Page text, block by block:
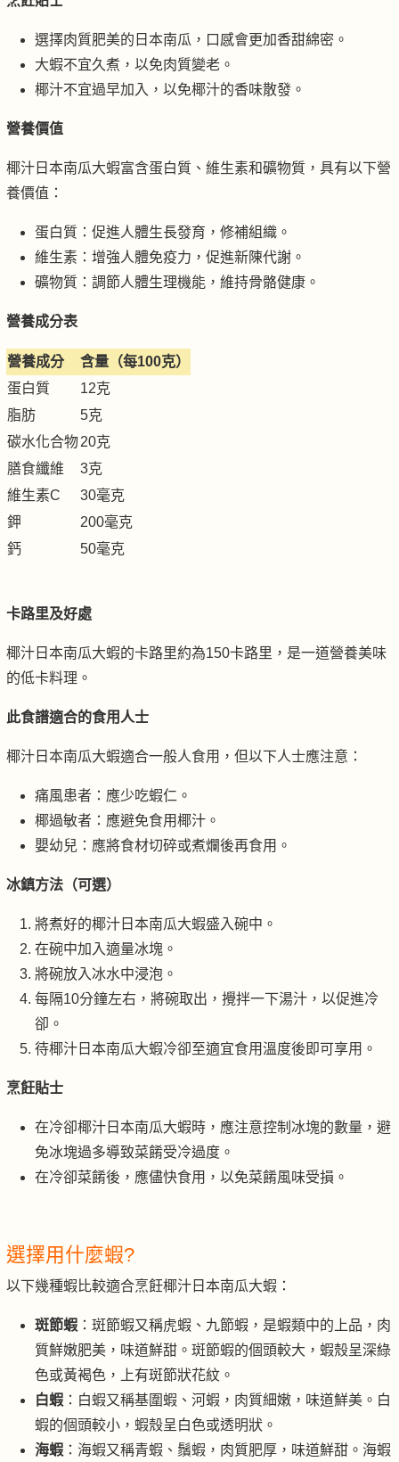
選擇肉質肥美的日本南瓜，口感會更加香甜綿密。
大蝦不宜久煮，以免肉質變老。
椰汁不宜過早加入，以免椰汁的香味散發。
營養價值
椰汁日本南瓜大蝦富含蛋白質、維生素和礦物質，具有以下營
養價值：
蛋白質：促進人體生長發育，修補組織。
維生素：增強人體免疫力，促進新陳代謝。
礦物質：調節人體生理機能，維持骨骼健康。
營養成分表
營養成分
含量（每100克）
蛋白質
12克
脂肪
5克
碳水化合物20克
膳食纖維
3克
維生素C
30毫克
鉀
200毫克
鈣
50毫克
卡路里及好處
椰汁日本南瓜大蝦的卡路里約為150卡路里，是一道營養美味
的低卡料理。
此食譜適合的食用人士
椰汁日本南瓜大蝦適合一般人食用，但以下人士應注意：
痛風患者：應少吃蝦仁。
椰過敏者：應避免食用椰汁。
嬰幼兒：應將食材切碎或煮爛後再食用。
冰鎮方法（可選）
將煮好的椰汁日本南瓜大蝦盛入碗中。
在碗中加入適量冰塊。
將碗放入冰水中浸泡。
每隔10分鐘左右，將碗取出，攪拌一下湯汁，以促進冷
卻。
待椰汁日本南瓜大蝦冷卻至適宜食用溫度後即可享用。
烹飪貼士
在冷卻椰汁日本南瓜大蝦時，應注意控制冰塊的數量，避
免冰塊過多導致菜餚受冷過度。
在冷卻菜餚後，應儘快食用，以免菜餚風味受損。
選擇用什麼蝦?
以下幾種蝦比較適合烹飪椰汁日本南瓜大蝦：
斑節蝦 ：斑節蝦又稱虎蝦、九節蝦，是蝦類中的上品，肉
質鮮嫩肥美，味道鮮甜。斑節蝦的個頭較大，蝦殼呈深綠
色或黃褐色，上有斑節狀花紋。
白蝦 ：白蝦又稱基圍蝦、河蝦，肉質細嫩，味道鮮美。白
蝦的個頭較小，蝦殼呈白色或透明狀。
海蝦 ：海蝦又稱青蝦、鬚蝦，肉質肥厚，味道鮮甜。海蝦